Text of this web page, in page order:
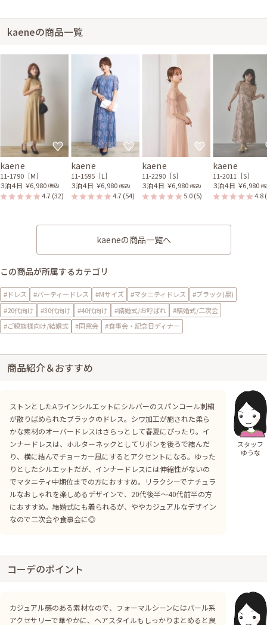
kaeneの商品一覧
kaene
11-1790［M］
３泊４日 ￥6,980 (税込)
4.7(32)
kaene
11-1595［L］
３泊４日 ￥6,980 (税込)
4.7(54)
kaene
11-2290［S］
３泊４日 ￥6,980 (税込)
5.0(5)
kaene
11-2011［S］
３泊４日 ￥6,980 (
4.8
kaeneの商品一覧へ
この商品が所属するカテゴリ
#ドレス #パーティードレス #Mサイズ #マタニティドレス
#ブラック(黒)
#20代向け
#30代向け #40代向け #結婚式/お呼ばれ
#結婚式/二次会
#ご親族様向け/結婚式
#同窓会 #食事会・記念日ディナー
商品紹介＆おすすめ
ストンとしたAラインシルエットにシルバーのスパンコール刺繍
が散りばめられたブラックのドレス。シワ加工が施された柔ら
かな素材のオーバードレスはさらっとして春夏にぴったり。イ
ンナードレスは、ホルターネックとしてリボンを後ろで結んだ
り、横に結んでチョーカー風にするとアクセントになる。ゆった
りとしたシルエットだが、インナードレスには伸縮性がないの
でマタニティ中期位までの方におすすめ。リラクシーでナチュラ
ルなおしゃれを楽しめるデザインで、20代後半〜40代前半の方
におすすめ。結婚式にも着られるが、ややカジュアルなデザイン
なので二次会や食事会に◎
スタッフ
ゆうな
コーデのポイント
カジュアル感のある素材なので、フォーマルシーンにはパール系
アクセサリーで華やかに、ヘアスタイルもしっかりまとめると良